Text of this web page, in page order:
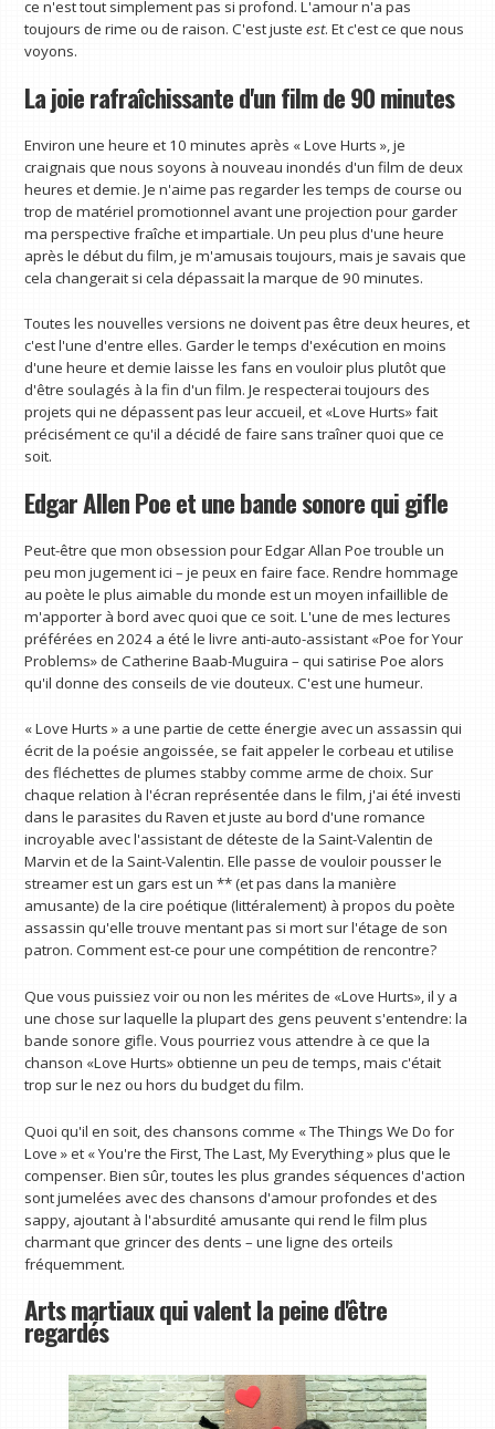
ce n'est tout simplement pas si profond. L'amour n'a pas
toujours de rime ou de raison. C'est justeest. Et c'est ce que nous
voyons.
La joie rafraîchissante d'un film de 90 minutes
Environ une heure et 10 minutes après « Love Hurts », je
craignais que nous soyons à nouveau inondés d'un film de deux
heures et demie. Je n'aime pas regarder les temps de course ou
trop de matériel promotionnel avant une projection pour garder
ma perspective fraîche et impartiale. Un peu plus d'une heure
après le début du film, je m'amusais toujours, mais je savais que
cela changerait si cela dépassait la marque de 90 minutes.
Toutes les nouvelles versions ne doivent pas être deux heures, et
c'est l'une d'entre elles. Garder le temps d'exécution en moins
d'une heure et demie laisse les fans en vouloir plus plutôt que
d'être soulagés à la fin d'un film. Je respecterai toujours des
projets qui ne dépassent pas leur accueil, et «Love Hurts» fait
précisément ce qu'il a décidé de faire sans traîner quoi que ce
soit.
Edgar Allen Poe et une bande sonore qui gifle
Peut-être que mon obsession pour Edgar Allan Poe trouble un
peu mon jugement ici – je peux en faire face. Rendre hommage
au poète le plus aimable du monde est un moyen infaillible de
m'apporter à bord avec quoi que ce soit. L'une de mes lectures
préférées en 2024 a été le livre anti-auto-assistant «Poe for Your
Problems» de Catherine Baab-Muguira – qui satirise Poe alors
qu'il donne des conseils de vie douteux. C'est une humeur.
« Love Hurts » a une partie de cette énergie avec un assassin qui
écrit de la poésie angoissée, se fait appeler le corbeau et utilise
des fléchettes de plumes stabby comme arme de choix. Sur
chaque relation à l'écran représentée dans le film, j'ai été investi
dans le parasites du Raven et juste au bord d'une romance
incroyable avec l'assistant de déteste de la Saint-Valentin de
Marvin et de la Saint-Valentin. Elle passe de vouloir pousser le
streamer est un gars est un ** (et pas dans la manière
amusante) de la cire poétique (littéralement) à propos du poète
assassin qu'elle trouve mentant pas si mort sur l'étage de son
patron. Comment est-ce pour une compétition de rencontre?
Que vous puissiez voir ou non les mérites de «Love Hurts», il y a
une chose sur laquelle la plupart des gens peuvent s'entendre: la
bande sonore gifle. Vous pourriez vous attendre à ce que la
chanson «Love Hurts» obtienne un peu de temps, mais c'était
trop sur le nez ou hors du budget du film.
Quoi qu'il en soit, des chansons comme « The Things We Do for
Love » et « You're the First, The Last, My Everything » plus que le
compenser. Bien sûr, toutes les plus grandes séquences d'action
sont jumelées avec des chansons d'amour profondes et des
sappy, ajoutant à l'absurdité amusante qui rend le film plus
charmant que grincer des dents – une ligne des orteils
fréquemment.
Arts martiaux qui valent la peine d'être
regardés